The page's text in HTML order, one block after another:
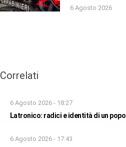
6 Agosto 2026
Correlati
6 Agosto 2026 - 18:27
Latronico: radici e identità di un
6 Agosto 2026 - 17:43